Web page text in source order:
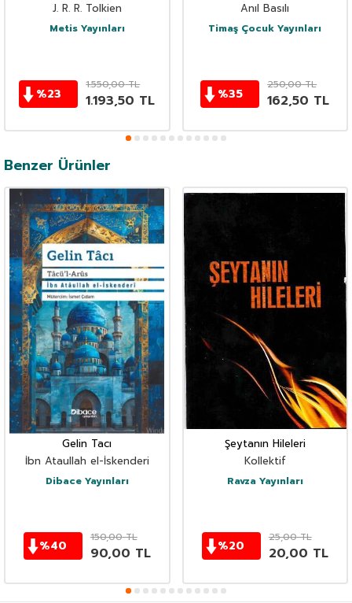
J. R. R. Tolkien
Metis Yayınları
%23
1.550,00TL
1.193,50 TL
Anıl Basılı
Timaş Çocuk Yayınları
%35
250,00TL
162,50 TL
Benzer Ürünler
Gelin Tacı
İbn Ataullah el-İskenderi
Dibace Yayınları
%40
150,00TL
90,00 TL
Şeytanın Hileleri
Kollektif
Ravza Yayınları
%20
25,00TL
20,00 TL